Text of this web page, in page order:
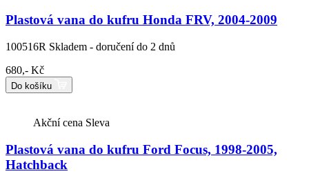
Plastová vana do kufru Honda FRV, 2004-2009
100516R Skladem - doručení do 2 dnů
680,- Kč
Do košíku
Akční cena Sleva
Plastová vana do kufru Ford Focus, 1998-2005,
Hatchback